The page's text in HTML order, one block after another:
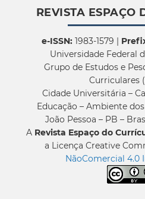
REVISTA ESPAÇO
e-ISSN:1983-1579 |
Universidade Federal
Grupo de Estudos e
Curriculares
Cidade Universitária –
Educação – Ambiente
João Pessoa – PB –
A Revista Espaço do
a Licença Creative
NãoComercial 4.0